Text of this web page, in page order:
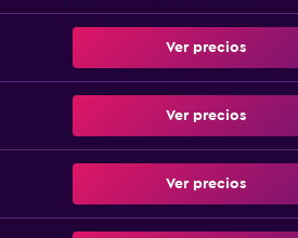
Ver precios
Ver precios
Ver precios